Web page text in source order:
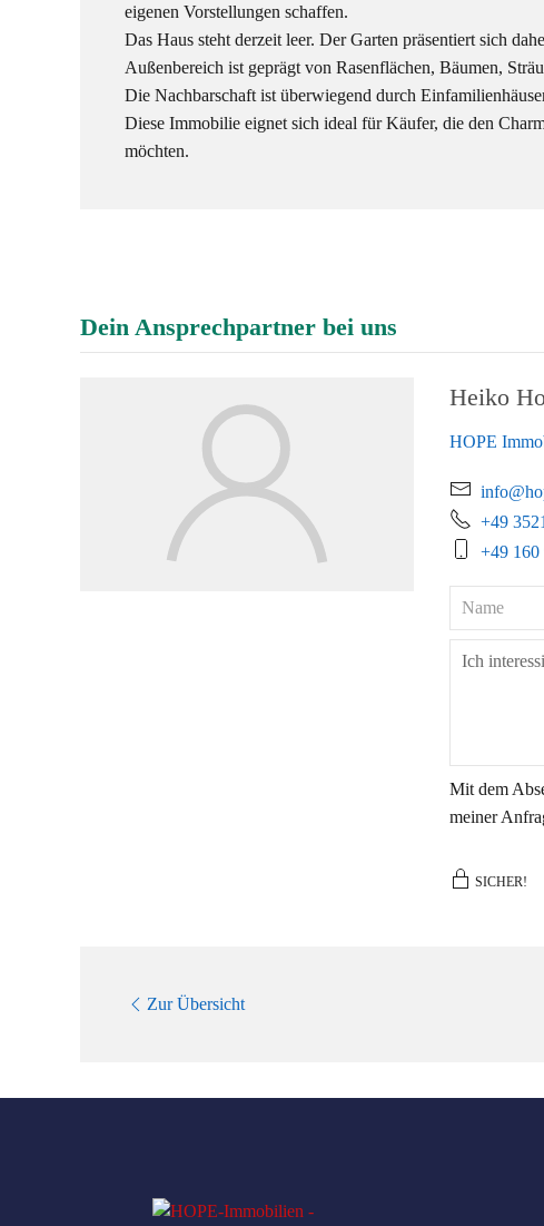
eigenen Vorstellungen schaffen.
Das Haus steht derzeit leer. Der Garten präsentiert sich
Außenbereich ist geprägt von Rasenflächen, Bäumen,
Die Nachbarschaft ist überwiegend durch
Diese Immobilie eignet sich ideal für Käufer, die den
möchten.
Dein Ansprechpartner bei uns
Heiko
HOPE
+49
+49 160
Mit dem
meiner
SICHER!
Zur Übersicht